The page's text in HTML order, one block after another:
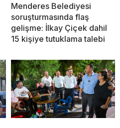
Menderes Belediyesi
soruşturmasında flaş
gelişme: İlkay Çiçek dahil
15 kişiye tutuklama talebi